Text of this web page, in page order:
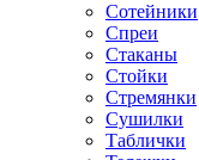
Сотейники
Спреи
Стаканы
Стойки
Стремянки
Сушилки
Таблички